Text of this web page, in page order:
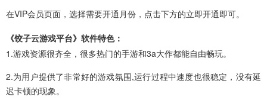
在VIP会员页面，选择需要开通月份，点击下方的立即开通即可。
《饺子云游戏平台》软件特色：
1.游戏资源很齐全，很多热门的手游和3a大作都能自由畅玩。
2.为用户提供了非常好的游戏氛围,运行过程中速度也很稳定，没有延
迟卡顿的现象。